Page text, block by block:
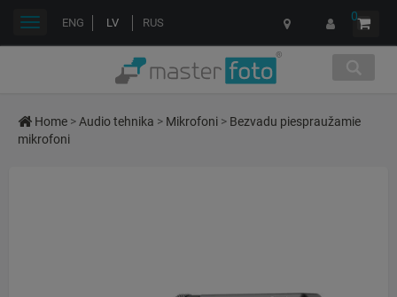
ENG LV RUS 0
Toggle
Home >Audio tehnika > Mikrofoni > Bezvadu piespraužamie
mikrofoni